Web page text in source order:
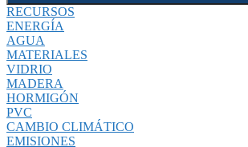
RECURSOS
ENERGÍA
AGUA
MATERIALES
VIDRIO
MADERA
HORMIGÓN
PVC
CAMBIO CLIMÁTICO
EMISIONES